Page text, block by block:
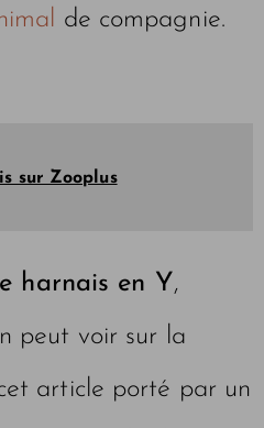
de compagnie.
sur Zooplus
harnais en Y,
peut voir sur la
article porté par un